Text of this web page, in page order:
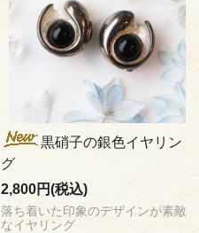
黒硝子の銀色イヤリン
グ
2,800円(税込)
落ち着いた印象のデザインが素敵
なイヤリング